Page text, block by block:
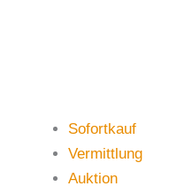
Sofortkauf
Vermittlung
Auktion